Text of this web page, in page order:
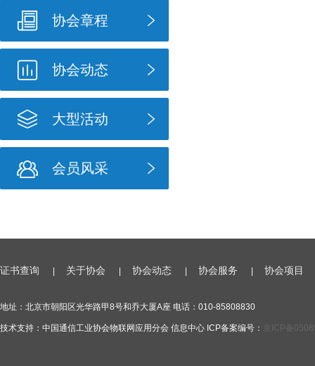
协会章程
协会动态
大型活动
会员风采
证书查询 关于协会 协会动态 协会服务 协会项目
地址：北京市朝阳区光华路甲8号和乔大厦A座 电话：010-85808830
技术支持：中国通信工业协会物联网应用分会 信息中心 ICP备案编号： 京ICP备